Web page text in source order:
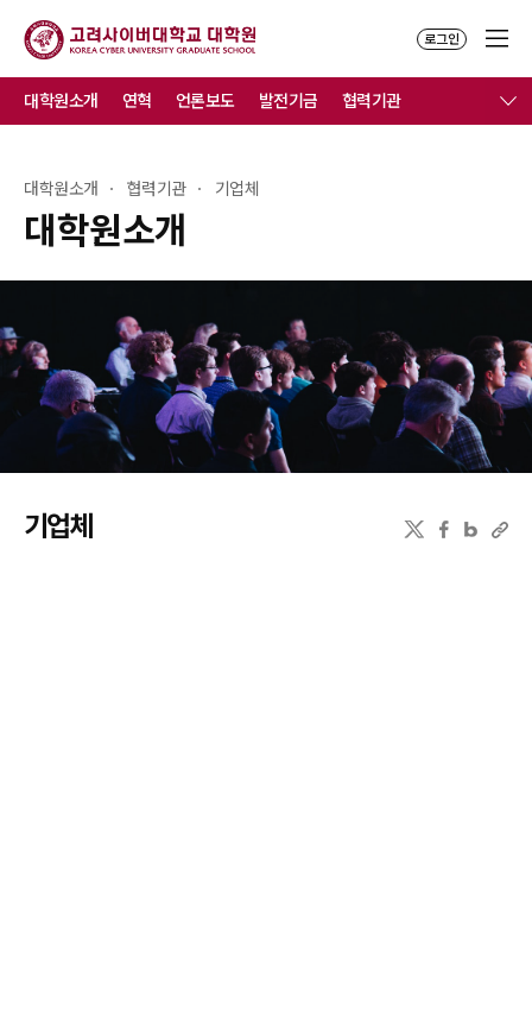
로그인
대학원소개
대학원소개 협력기관 기업체
대학원소개 연혁 언론보도 발전기금 협력기관
기업체